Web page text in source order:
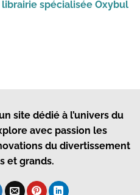
spécialisée Oxybul
site dédié à l’univers du
avec passion les
du divertissement
et grands.